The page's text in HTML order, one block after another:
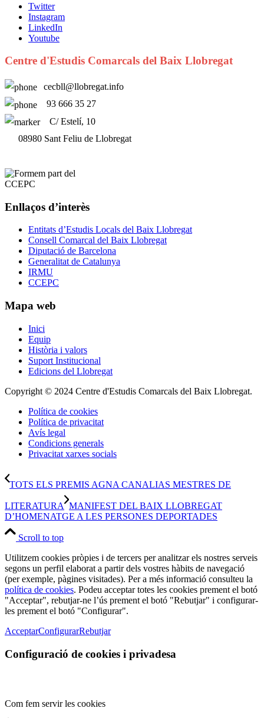
Twitter
Instagram
LinkedIn
Youtube
Centre d'Estudis Comarcals del Baix Llobregat
cecbll@llobregat.info
93 666 35 27
C/ Estelí, 10
08980 Sant Feliu de Llobregat
Enllaços d’interès
Entitats d’Estudis Locals del Baix Llobregat
Consell Comarcal del Baix Llobregat
Diputació de Barcelona
Generalitat de Catalunya
IRMU
CCEPC
Mapa web
Inici
Equip
Història i valors
Suport Institucional
Edicions del Llobregat
Copyright © 2024 Centre d'Estudis Comarcals del Baix Llobregat.
Política de cookies
Política de privacitat
Avís legal
Condicions generals
Privacitat xarxes socials
TOTS ELS PREMIS AGNA CANALIAS MESTRES DE
LITERATURA MANIFEST DEL BAIX LLOBREGAT
D’HOMENATGE A LES PERSONES DEPORTADES
Scroll to top
Utilitzem cookies pròpies i de tercers per analitzar els nostres serveis
segons un perfil elaborat a partir dels vostres hàbits de navegació
(per exemple, pàgines visitades). Per a més informació consulteu la
política de cookies. Podeu acceptar totes les cookies prement el botó
"Acceptar", rebutjar-ne l’ús prement el botó "Rebutjar" i configurar-
les prement el botó "Configurar".
AcceptarConfigurarRebutjar
Configuració de cookies i privadesa
Com fem servir les cookies